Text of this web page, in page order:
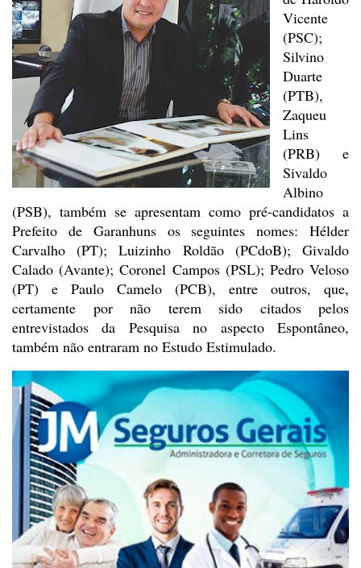
Vicente
(PSC);
Silvino
Duarte
(PTB),
Zaqueu
Lins
(PRB) e
Sivaldo
Albino
(PSB), também se apresentam como pré-candidatos a
Prefeito de Garanhuns os seguintes nomes: Hélder
Carvalho (PT); Luizinho Roldão (PCdoB); Givaldo
Calado (Avante); Coronel Campos(PSL); Pedro Veloso
(PT) e Paulo Camelo (PCB), entre outros, que,
certamente por não terem sido citados pelos
entrevistados da Pesquisa no aspecto Espontâneo,
também não entraram no Estudo Estimulado.